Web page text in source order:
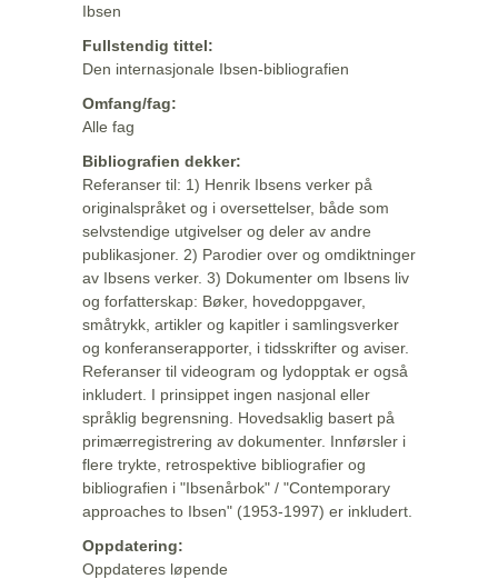
Ibsen
Fullstendig tittel:
Den internasjonale Ibsen-bibliografien
Omfang/fag:
Alle fag
Bibliografien dekker:
Referanser til: 1) Henrik Ibsens verker på
originalspråket og i oversettelser, både som
selvstendige utgivelser og deler av andre
publikasjoner. 2) Parodier over og omdiktninger
av Ibsens verker. 3) Dokumenter om Ibsens liv
og forfatterskap: Bøker, hovedoppgaver,
småtrykk, artikler og kapitler i samlingsverker
og konferanserapporter, i tidsskrifter og aviser.
Referanser til videogram og lydopptak er også
inkludert. I prinsippet ingen nasjonal eller
språklig begrensning. Hovedsaklig basert på
primærregistrering av dokumenter. Innførsler i
flere trykte, retrospektive bibliografier og
bibliografien i "Ibsenårbok" / "Contemporary
approaches to Ibsen" (1953-1997) er inkludert.
Oppdatering:
Oppdateres løpende